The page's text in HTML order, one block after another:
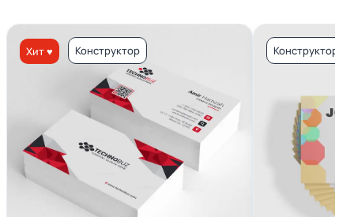
Хит ♥ Конструктор Конструктор